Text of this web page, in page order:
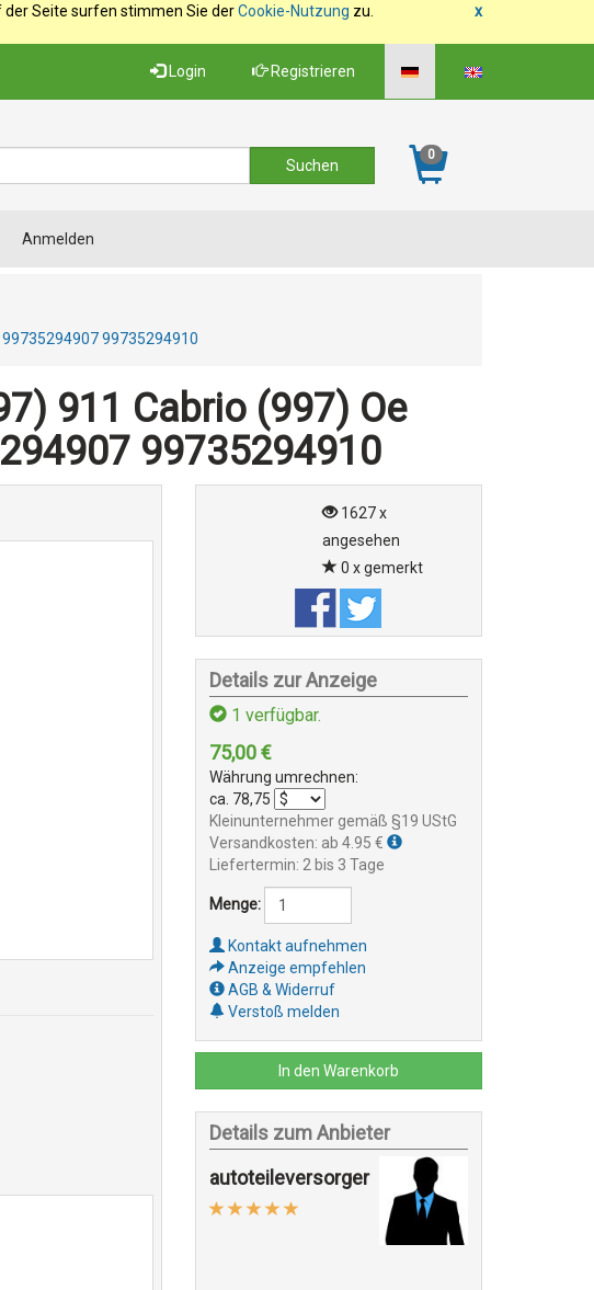
x
der Seite surfen stimmen Sie derCookie-Nutzung zu.
Login Registrieren
0
Anmelden
99735294910
911 Cabrio (997) Oe
99735294910
1627 x
angesehen
0 x gemerkt
Details zur Anzeige
1 verfügbar.
75,00 €
Währung umrechnen:
ca. 78,75
Kleinunternehmer gemäß §19 UStG
Versandkosten: ab 4.95 €
Liefertermin: 2 bis 3 Tage
Menge:
Kontakt aufnehmen
Anzeige empfehlen
AGB & Widerruf
Verstoß melden
In den Warenkorb
Details zum Anbieter
autoteileversorger